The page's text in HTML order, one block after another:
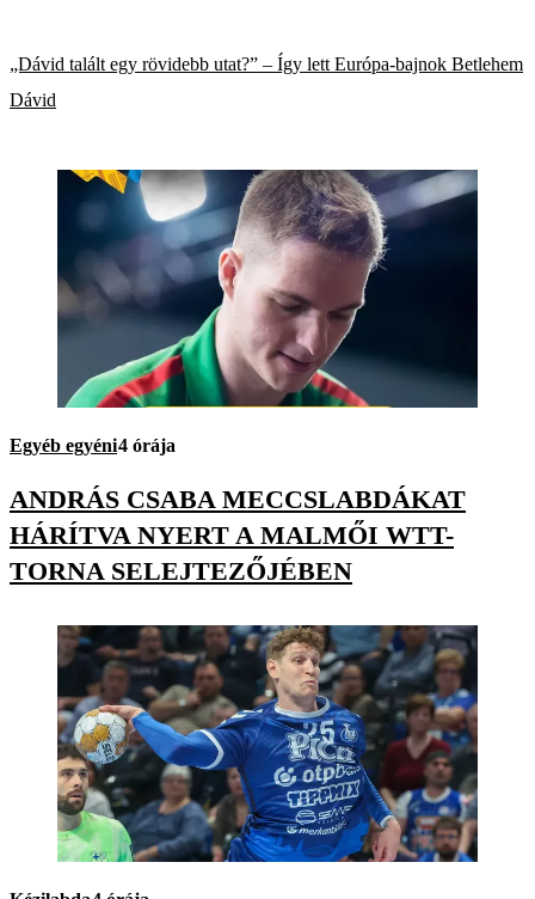
„Dávid talált egy rövidebb utat?” – Így lett Európa-bajnok Betlehem
Dávid
Egyéb egyéni4 órája
ANDRÁS CSABA MECCSLABDÁKAT
HÁRÍTVA NYERT A MALMŐI WTT-
TORNA SELEJTEZŐJÉBEN